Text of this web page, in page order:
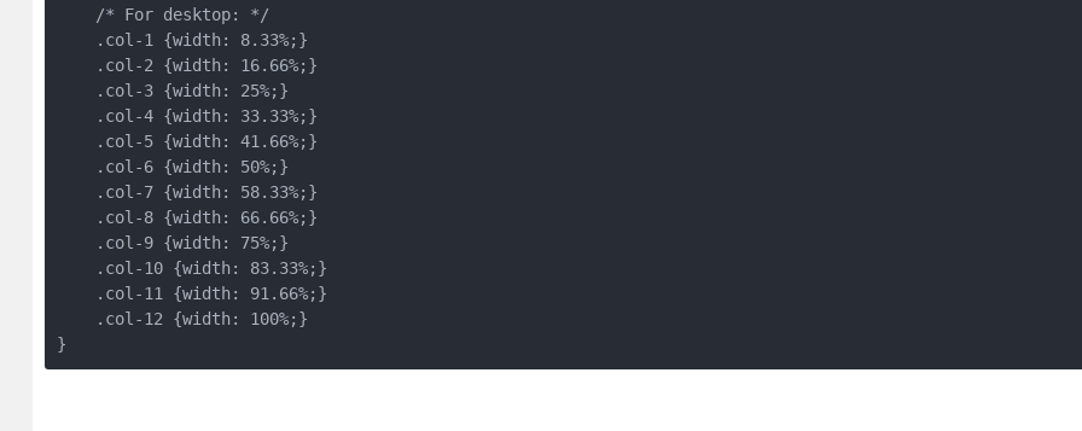
    /* For desktop: */
    .col-1 {width: 8.33%;}
    .col-2 {width: 16.66%;}
    .col-3 {width: 25%;}
    .col-4 {width: 33.33%;}
    .col-5 {width: 41.66%;}
    .col-6 {width: 50%;}
    .col-7 {width: 58.33%;}
    .col-8 {width: 66.66%;}
    .col-9 {width: 75%;}
    .col-10 {width: 83.33%;}
    .col-11 {width: 91.66%;}
    .col-12 {width: 100%;}
}